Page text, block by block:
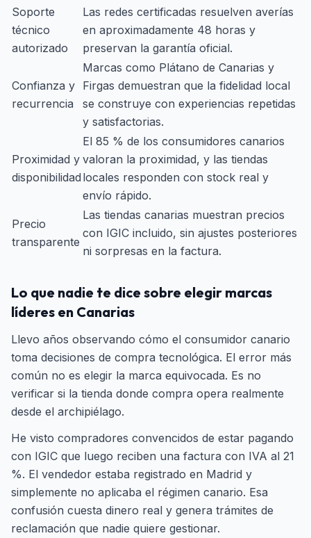
Soporte
técnico
autorizado
Las redes certificadas resuelven averías
en aproximadamente 48 horas y
preservan la garantía oficial.
Confianza y
recurrencia
Marcas como Plátano de Canarias y
Firgas demuestran que la fidelidad local
se construye con experiencias repetidas
y satisfactorias.
Proximidad y
disponibilidad
El 85 % de los consumidores canarios
valoran la proximidad, y las tiendas
locales responden con stock real y
envío rápido.
Precio
transparente
Las tiendas canarias muestran precios
con IGIC incluido, sin ajustes posteriores
ni sorpresas en la factura.
Lo que nadie te dice sobre elegir marcas
líderes en Canarias
Llevo años observando cómo el consumidor canario
toma decisiones de compra tecnológica. El error más
común no es elegir la marca equivocada. Es no
verificar si la tienda donde compra opera realmente
desde el archipiélago.
He visto compradores convencidos de estar pagando
con IGIC que luego reciben una factura con IVA al 21
%. El vendedor estaba registrado en Madrid y
simplemente no aplicaba el régimen canario. Esa
confusión cuesta dinero real y genera trámites de
reclamación que nadie quiere gestionar.